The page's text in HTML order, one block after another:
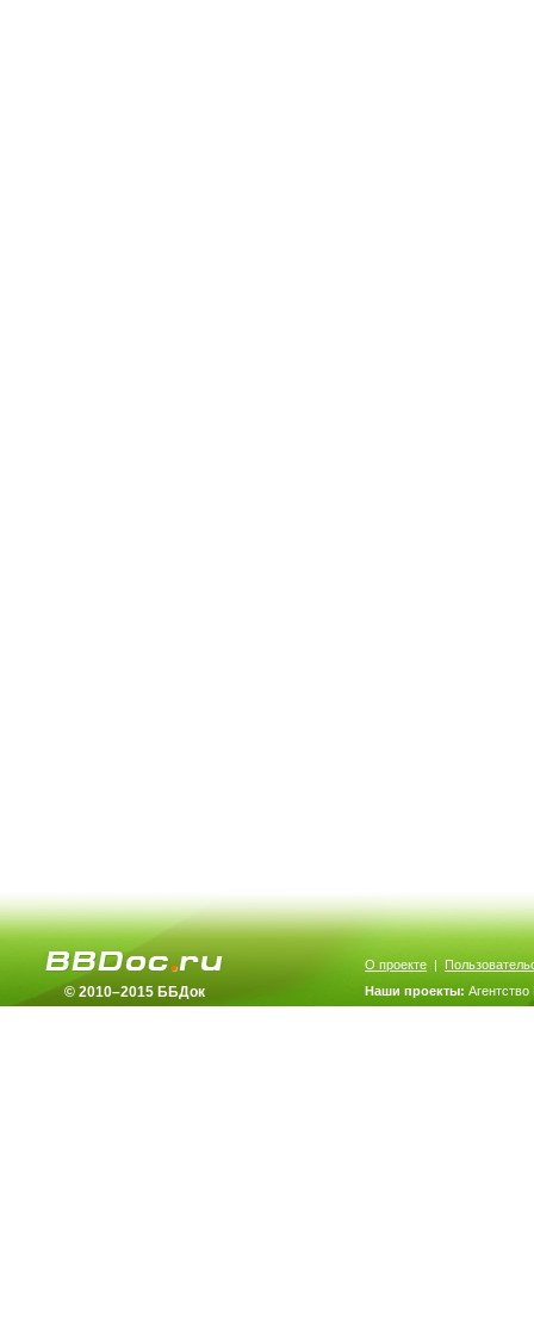
© 2010–2015 ББДок
О проекте |
Наши проекты: